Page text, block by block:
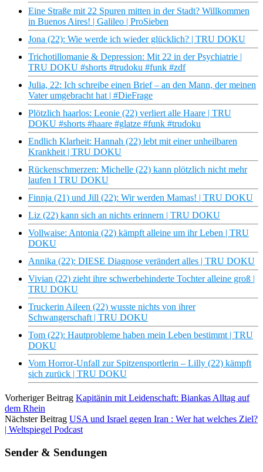
Eine Straße mit 22 Spuren mitten in der Stadt? Willkommen
in Buenos Aires! | Galileo | ProSieben
Jona (22): Wie werde ich wieder glücklich? | TRU DOKU
Trichotillomanie & Depression: Mit 22 in der Psychiatrie |
TRU DOKU #shorts #trudoku #funk #zdf
Julia, 22: Ich schreibe einen Brief – an den Mann, der meinen
Vater umgebracht hat | #DieFrage
Plötzlich haarlos: Leonie (22) verliert alle Haare | TRU
DOKU #shorts #haare #glatze #funk #trudoku
Endlich Klarheit: Hannah (22) lebt mit einer unheilbaren
Krankheit | TRU DOKU
Rückenschmerzen: Michelle (22) kann plötzlich nicht mehr
laufen I TRU DOKU
Finnja (21) und Jill (22): Wir werden Mamas! | TRU DOKU
Liz (22) kann sich an nichts erinnern | TRU DOKU
Vollwaise: Antonia (22) kämpft alleine um ihr Leben | TRU
DOKU
Annika (22): DIESE Diagnose verändert alles | TRU DOKU
Vivian (22) zieht ihre schwerbehinderte Tochter alleine groß |
TRU DOKU
Truckerin Aileen (22) wusste nichts von ihrer
Schwangerschaft | TRU DOKU
Tom (22): Hautprobleme haben mein Leben bestimmt | TRU
DOKU
Vom Horror-Unfall zur Spitzensportlerin – Lilly (22) kämpft
sich zurück | TRU DOKU
Vorheriger Beitrag Kapitänin mit Leidenschaft: Biankas Alltag auf
dem Rhein
Nächster Beitrag USA und Israel gegen Iran : Wer hat welches Ziel?
| Weltspiegel Podcast
Sender & Sendungen